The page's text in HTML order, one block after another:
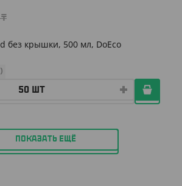
₸
без крышки, 500 мл, DoEco
ПОКАЗАТЬ ЕЩЁ